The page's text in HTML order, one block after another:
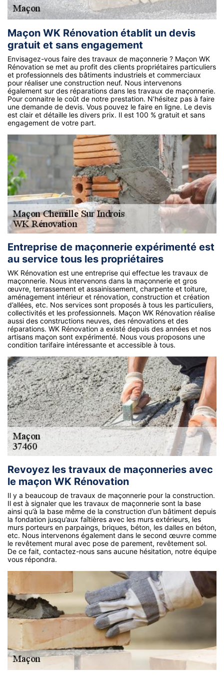
Maçon WK Rénovation établit un devis
gratuit et sans engagement
Envisagez-vous faire des travaux de maçonnerie ? Maçon WK
Rénovation se met au profit des clients propriétaires particuliers
et professionnels des bâtiments industriels et commerciaux
pour réaliser une construction neuf. Nous intervenons
également sur des réparations dans les travaux de maçonnerie.
Pour connaitre le coût de notre prestation. N’hésitez pas à faire
une demande de devis. Vous pouvez le faire en ligne. Le devis
est clair et détaille les divers prix. Il est 100 % gratuit et sans
engagement de votre part.
Entreprise de maçonnerie expérimenté est
au service tous les propriétaires
WK Rénovation est une entreprise qui effectue les travaux de
maçonnerie. Nous intervenons dans la maçonnerie et gros
œuvre, terrassement et assainissement, charpente et toiture,
aménagement intérieur et rénovation, construction et création
d’allées, etc. Nos services sont proposés à tous les particuliers,
collectivités et les professionnels. Maçon WK Rénovation réalise
aussi des constructions neuves, des rénovations et des
réparations. WK Rénovation a existé depuis des années et nos
artisans maçon sont expérimenté. Nous vous proposons une
condition tarifaire intéressante et accessible à tous.
Revoyez les travaux de maçonneries avec
le maçon WK Rénovation
Il y a beaucoup de travaux de maçonnerie pour la construction.
Il est à signaler que les travaux de maçonnerie sont la base
ainsi qu’à la base même de la construction d’un bâtiment depuis
la fondation jusqu’aux faîtières avec les murs extérieurs, les
murs porteurs en parpaings, briques, béton, les dalles en béton,
etc. Nous intervenons également dans le second œuvre comme
le revêtement mural avec pose de parement, revêtement sol.
De ce fait, contactez-nous sans aucune hésitation, notre équipe
vous répondra.